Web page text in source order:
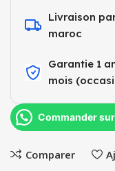
Livraison
maroc
Garantie 1
mois
Commander
Comparer